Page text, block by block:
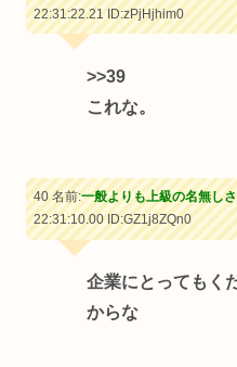
22:31:22.21ID:zPjHjhim0
>>39
これな。
40 名前:一般よりも上級の名無し
22:31:10.00ID:GZ1j8ZQn0
企業にとってもく
からな